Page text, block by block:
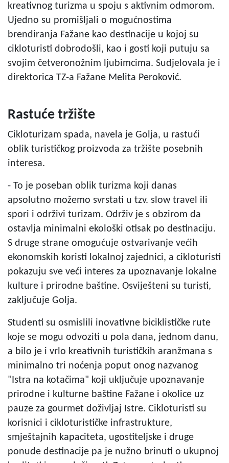
kreativnog turizma u spoju s aktivnim odmorom.
Ujedno su promišljali o mogućnostima
brendiranja Fažane kao destinacije u kojoj su
cikloturisti dobrodošli, kao i gosti koji putuju sa
svojim četveronožnim ljubimcima. Sudjelovala je i
direktorica TZ-a Fažane Melita Peroković.
Rastuće tržište
Cikloturizam spada, navela je Golja, u rastući
oblik turističkog proizvoda za tržište posebnih
interesa.
- To je poseban oblik turizma koji danas
apsolutno možemo svrstati u tzv. slow travel ili
spori i održivi turizam. Održiv je s obzirom da
ostavlja minimalni ekološki otisak po destinaciju.
S druge strane omogućuje ostvarivanje većih
ekonomskih koristi lokalnoj zajednici, a cikloturisti
pokazuju sve veći interes za upoznavanje lokalne
kulture i prirodne baštine. Osviješteni su turisti,
zaključuje Golja.
Studenti su osmislili inovativne biciklističke rute
koje se mogu odvoziti u pola dana, jednom danu,
a bilo je i vrlo kreativnih turističkih aranžmana s
minimalno tri noćenja poput onog nazvanog
"Istra na kotačima" koji uključuje upoznavanje
prirodne i kulturne baštine Fažane i okolice uz
pauze za gourmet doživljaj Istre. Cikloturisti su
korisnici i cikloturističke infrastrukture,
smještajnih kapaciteta, ugostiteljske i druge
ponude destinacije pa je nužno brinuti o ukupnoj